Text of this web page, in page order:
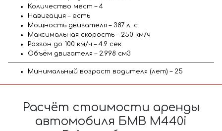
Количество мест – 4
Навигация – есть
Мощность двигателя – 387 л. с.
Максимальная скорость – 250 км/ч
Разгон до 100 км/ч – 4.9 сек
Объём двигателя – 2.998 см3
Минимальный возраст водителя (лет) – 25
Расчёт стоимости аренды
автомобиля БМВ M440i